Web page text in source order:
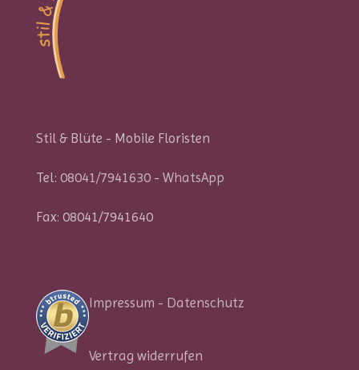
Stil & Blüte - Mobile Floristen
Tel: 08041/7941630- WhatsApp
Fax: 08041/7941640
Impressum - Datenschutz
Vertrag widerrufen